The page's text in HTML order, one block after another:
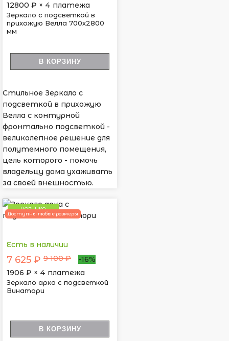
12800 ₽ × 4 платежа
Зеркало с подсветкой в
прихожую Велла 700х2800
мм
В КОРЗИНУ
Стильное Зеркало с
подсветкой в прихожую
Велла с контурной
фронтально подсветкой -
великолепное решение для
полутемного помещения,
цель которого - помочь
владельцу дома ухаживать
за своей внешностью.
НОВИНКА
Доступны любые размеры
Есть в наличии
7 625 ₽ 9 100 ₽
-16%
1906 ₽ × 4 платежа
Зеркало арка с подсветкой
Винатори
В КОРЗИНУ